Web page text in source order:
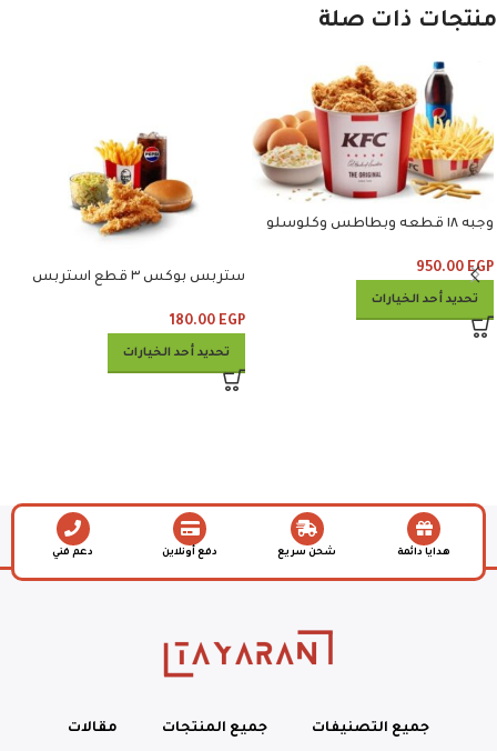
منتجات ذات صلة
وجبه ١٨ قطعه وبطاطس وكلوسلو
950.00 EGP
تحديد أحد الخيارات
ستربس بوكس ٣ قطع استربس
180.00 EGP
تحديد أحد الخيارات
هدايا دائمة شحن سريع دفع أونلاين دعم فني
جميع التصنيفات جميع المنتجات مقالات